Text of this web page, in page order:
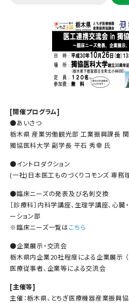
[開催プログラム]
●あいさつ
栃木県 産業労働観光部 工業振興課長
獨協医科大学 副学長 平石 秀幸 氏
●イントロダクション
(一社)日本医工ものづくりコモンズ 専務
●臨床ニーズの発表及び名刺交換
［診療科］内科学講座、生理学講座、心臓
ーション部
※臨床ニーズ一覧はこちら
●企業展示・交流会
栃木県内企業20社程度による企業展示 （
医療従事者、企業等による交流会
[主催等]
主催：栃木県、とちぎ医療機器産業振興